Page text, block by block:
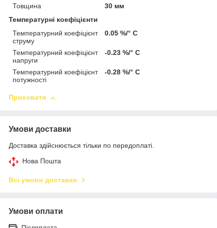
Товщина
30 мм
Температурні коефіцієнти
Температурний коефіцієнт
струму
0.05 %/° С
Температурний коефіцієнт
напруги
-0.23 %/° С
Температурний коефіцієнт
потужності
-0.28 %/° С
Приховати
Умови доставки
Доставка здійснюється тільки по передоплаті.
Нова Пошта
Всі умови доставки
Умови оплати